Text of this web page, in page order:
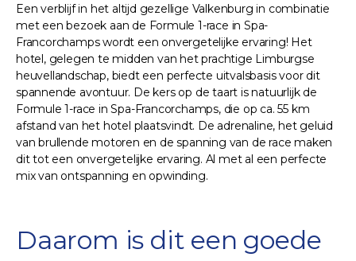
Een verblijf in het altijd gezellige Valkenburg in combinatie
met een bezoek aan de Formule 1-race in Spa-
Francorchamps wordt een onvergetelijke ervaring! Het
hotel, gelegen te midden van het prachtige Limburgse
heuvellandschap, biedt een perfecte uitvalsbasis voor dit
spannende avontuur. De kers op de taart is natuurlijk de
Formule 1-race in Spa-Francorchamps, die op ca. 55 km
afstand van het hotel plaatsvindt. De adrenaline, het geluid
van brullende motoren en de spanning van de race maken
dit tot een onvergetelijke ervaring. Al met al een perfecte
mix van ontspanning en opwinding.
Daarom is dit een goede